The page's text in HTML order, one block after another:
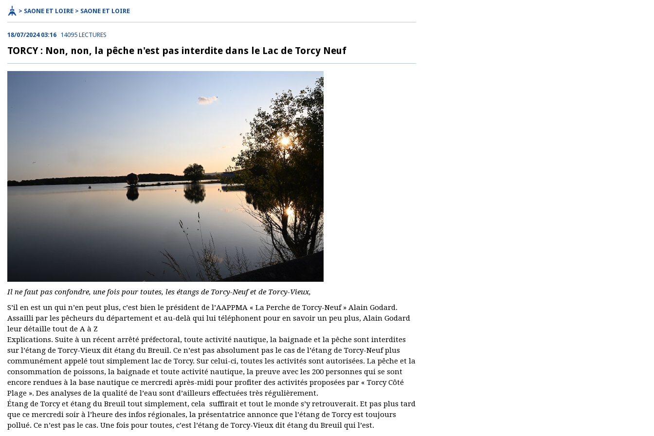
> SAONE ET LOIRE > SAONE ET LOIRE
18/07/2024 03:16 14095 LECTURES
TORCY : Non, non, la pêche n'est pas interdite dans le Lac de Torcy Neuf
Il ne faut pas confondre, une fois pour toutes, les étangs de Torcy-Neuf et de Torcy-Vieux,
S’il en est un qui n’en peut plus, c’est bien le président de l’AAPPMA « La Perche de Torcy-Neuf » Alain Godard.
Assailli par les pêcheurs du département et au-delà qui lui téléphonent pour en savoir un peu plus, Alain Godard
leur détaille tout de A à Z
Explications. Suite à un récent arrêté préfectoral, toute activité nautique, la baignade et la pêche sont interdites
sur l’étang de Torcy-Vieux dit étang du Breuil. Ce n’est pas absolument pas le cas de l’étang de Torcy-Neuf plus
communément appelé tout simplement lac de Torcy. Sur celui-ci, toutes les activités sont autorisées. La pêche et la
consommation de poissons, la baignade et toute activité nautique, la preuve avec les 200 personnes qui se sont
encore rendues à la base nautique ce mercredi après-midi pour profiter des activités proposées par « Torcy Côté
Plage ». Des analyses de la qualité de l’eau sont d’ailleurs effectuées très régulièrement.
Étang de Torcy et étang du Breuil tout simplement, cela suffirait et tout le monde s’y retrouverait. Et pas plus tard
que ce mercredi soir à l’heure des infos régionales, la présentatrice annonce que l’étang de Torcy est toujours
pollué. Ce n’est pas le cas. Une fois pour toutes, c’est l’étang de Torcy-Vieux dit étang du Breuil qui l’est.